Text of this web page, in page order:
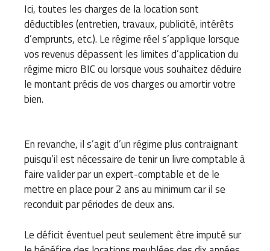
Ici, toutes les charges de la location sont
déductibles (entretien, travaux, publicité, intérêts
d’emprunts, etc.). Le régime réel s’applique lorsque
vos revenus dépassent les limites d’application du
régime micro BIC ou lorsque vous souhaitez déduire
le montant précis de vos charges ou amortir votre
bien.
En revanche, il s’agit d’un régime plus contraignant
puisqu’il est nécessaire de tenir un livre comptable à
faire valider par un expert-comptable et de le
mettre en place pour 2 ans au minimum car il se
reconduit par périodes de deux ans.
Le déficit éventuel peut seulement être imputé sur